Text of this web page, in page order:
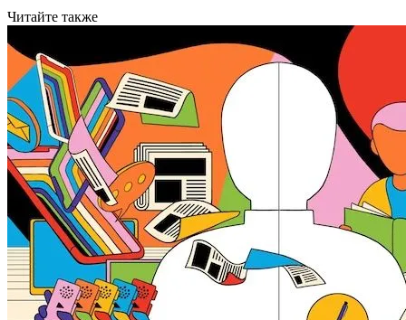
Читайте также